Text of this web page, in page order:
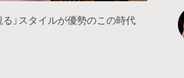
」スタイルが優勢のこの時代